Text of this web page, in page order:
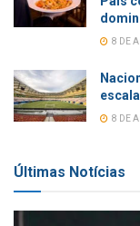
8 DE
8 DE
Últimas Notícias